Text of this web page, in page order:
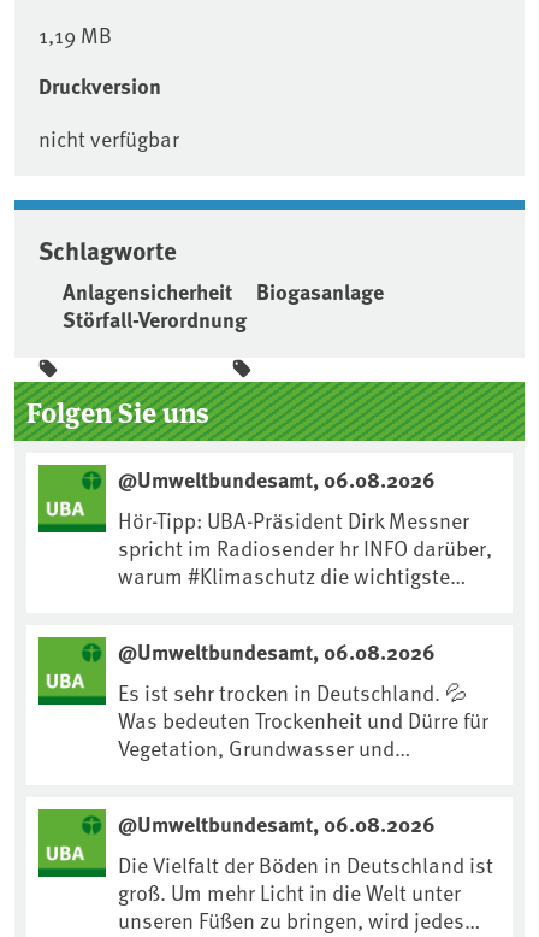
1,19 MB
Druckversion
nicht verfügbar
Schlagworte
Anlagensicherheit
Biogasanlage
Störfall-Verordnung
Seitenleiste
Folgen Sie uns
@Umweltbundesamt, 06.08.2026
Hör-Tipp: UBA-Präsident Dirk Messner
spricht im Radiosender hr INFO darüber,
warum #Klimaschutz die wichtigste
https://www.ardsounds.de/episode/urn
:ard:episode:0e7cf1c4b819c26d/
@Umweltbundesamt, 06.08.2026
Es ist sehr trocken in Deutschland. 💦
Was bedeuten Trockenheit und Dürre für
Vegetation, Grundwasser und
anpassen?🤔Antworten auf diese und
weitere Fragen auf unserer Webseite:
www.uba.de/trockenheit #Trockenheit
#Klimawandel
@Umweltbundesamt, 06.08.2026
Die Vielfalt der Böden in Deutschland ist
groß. Um mehr Licht in die Welt unter
unseren Füßen zu bringen, wird jedes